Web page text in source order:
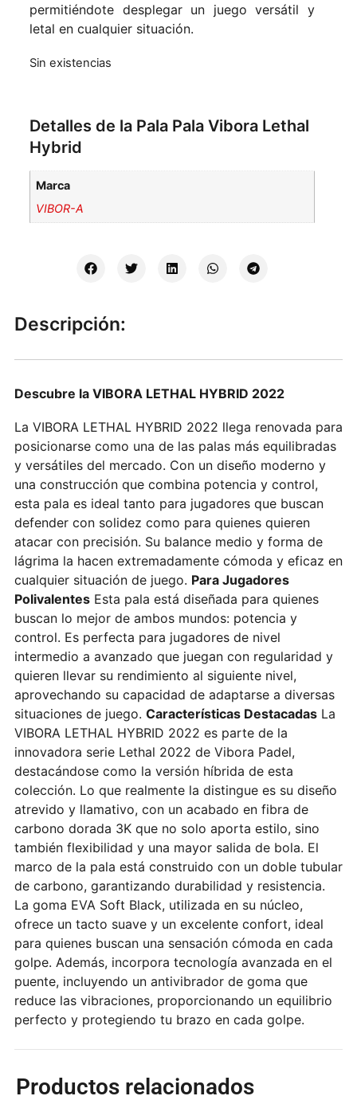
permitiéndote desplegar un juego versátil y
letal en cualquier situación.
Sin existencias
Detalles de la Pala Pala Vibora Lethal
Hybrid
Marca
VIBOR-A
Descripción:
Descubre la VIBORA LETHAL HYBRID 2022
La VIBORA LETHAL HYBRID 2022 llega renovada para
posicionarse como una de las palas más equilibradas
y versátiles del mercado. Con un diseño moderno y
una construcción que combina potencia y control,
esta pala es ideal tanto para jugadores que buscan
defender con solidez como para quienes quieren
atacar con precisión. Su balance medio y forma de
lágrima la hacen extremadamente cómoda y eficaz en
cualquier situación de juego. Para Jugadores
PolivalentesEsta pala está diseñada para quienes
buscan lo mejor de ambos mundos: potencia y
control. Es perfecta para jugadores de nivel
intermedio a avanzado que juegan con regularidad y
quieren llevar su rendimiento al siguiente nivel,
aprovechando su capacidad de adaptarse a diversas
situaciones de juego. Características DestacadasLa
VIBORA LETHAL HYBRID 2022 es parte de la
innovadora serie Lethal 2022 de Vibora Padel,
destacándose como la versión híbrida de esta
colección. Lo que realmente la distingue es su diseño
atrevido y llamativo, con un acabado en fibra de
carbono dorada 3K que no solo aporta estilo, sino
también flexibilidad y una mayor salida de bola. El
marco de la pala está construido con un doble tubular
de carbono, garantizando durabilidad y resistencia.
La goma EVA Soft Black, utilizada en su núcleo,
ofrece un tacto suave y un excelente confort, ideal
para quienes buscan una sensación cómoda en cada
golpe. Además, incorpora tecnología avanzada en el
puente, incluyendo un antivibrador de goma que
reduce las vibraciones, proporcionando un equilibrio
perfecto y protegiendo tu brazo en cada golpe.
Productos relacionados